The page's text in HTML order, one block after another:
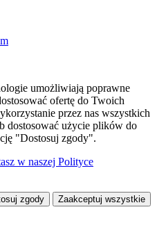
umożliwiają poprawne
ofertę do Twoich
przez nas wszystkich
dostosować użycie plików do
"Dostosuj zgody".
w naszej Polityce
zgody Zaakceptuj wszystkie